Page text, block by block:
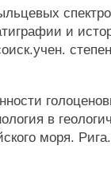
и
в
моря.